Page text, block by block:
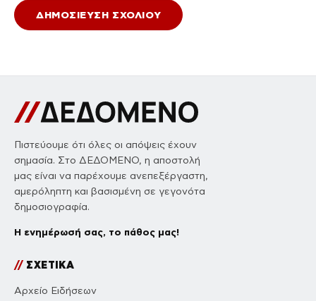
Πιστεύουμε ότι όλες οι απόψεις έχουν
σημασία. Στο ΔΕΔΟΜΕΝΟ, η αποστολή
μας είναι να παρέχουμε ανεπεξέργαστη,
αμερόληπτη και βασισμένη σε γεγονότα
δημοσιογραφία.
Η ενημέρωσή σας, το πάθος μας!
//ΣΧΕΤΙΚΑ
Αρχείο Ειδήσεων